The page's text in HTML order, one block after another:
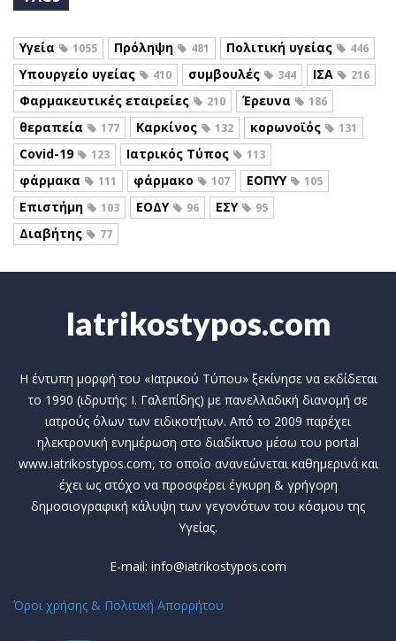
Υγεία 1055 Πρόληψη 481 Πολιτική υγείας 446
Υπουργείο υγείας 410 συμβουλές 344 ΙΣΑ 216
Φαρμακευτικές εταιρείες 210 Έρευνα 186
θεραπεία 177 Καρκίνος 132 κορωνοϊός 131
Covid-19 123 Ιατρικός Τύπος 113
φάρμακα 111 φάρμακο 107 ΕΟΠΥΥ 105
Επιστήμη 103 ΕΟΔΥ 96 ΕΣΥ 95
Διαβήτης 77
Iatrikostypos.com
Η έντυπη μορφή του «Ιατρικού Τύπου» ξεκίνησε να εκδίδεται
το 1990 (ιδρυτής: Ι. Γαλεπίδης) με πανελλαδική διανομή σε
ιατρούς όλων των ειδικοτήτων. Από το 2009 παρέχει
ηλεκτρονική ενημέρωση στο διαδίκτυο μέσω του portal
www.iatrikostypos.com, το οποίο ανανεώνεται καθημερινά και
έχει ως στόχο να προσφέρει έγκυρη & γρήγορη
δημοσιογραφική κάλυψη των γεγονότων του κόσμου της
Υγείας.
E-mail: info@iatrikostypos.com
Όροι χρήσης & Πολιτική Απορρήτου